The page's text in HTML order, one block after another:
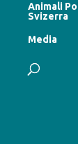
Animali
Svizerra
Media